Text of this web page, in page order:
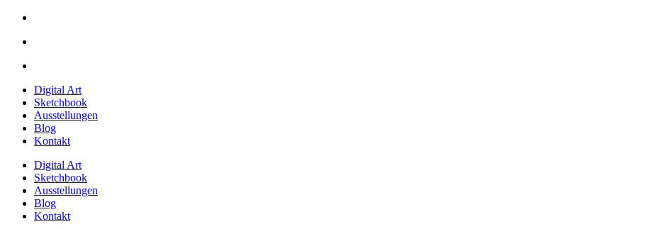
Digital Art
Sketchbook
Ausstellungen
Blog
Kontakt
Digital Art
Sketchbook
Ausstellungen
Blog
Kontakt